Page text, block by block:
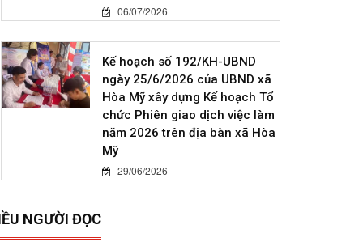
06/07/2026
Kế hoạch số 192/KH-UBND
ngày 25/6/2026 của UBND xã
Hòa Mỹ xây dựng Kế hoạch Tổ
chức Phiên giao dịch việc làm
năm 2026 trên địa bàn xã Hòa
Mỹ
29/06/2026
NGƯỜI ĐỌC